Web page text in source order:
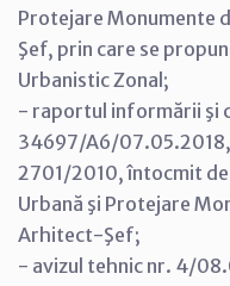
Protejare Monumente
Şef, prin care se
Urbanistic Zonal;
- raportul informării şi
34697/A6/
2701/2010, întocmit
Urbană şi Protejare
Arhitect-Şef;
- avizul tehnic nr. 4/